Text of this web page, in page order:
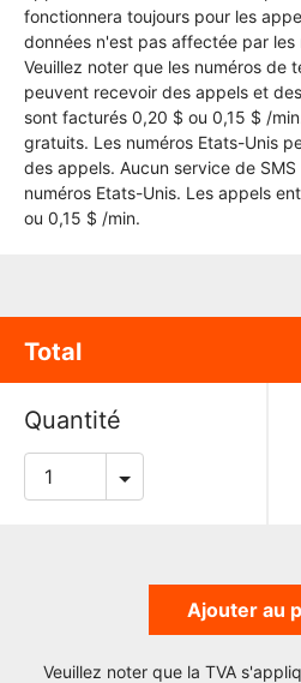
fonctionnera toujours pour les
données n'est pas affectée par les
Veuillez noter que les numéros de
peuvent recevoir des appels et
sont facturés 0,20 $ ou 0,15 $ /
gratuits. Les numéros Etats-Unis
des appels. Aucun service de
numéros Etats-Unis. Les appels
ou 0,15 $ /min.
Total
Quantité
Ajouter au
Veuillez noter que la TVA